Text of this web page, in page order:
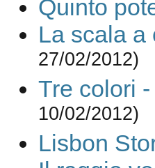
Quinto
La scala a
27/02/2012)
Tre colori
10/02/2012)
Lisbon